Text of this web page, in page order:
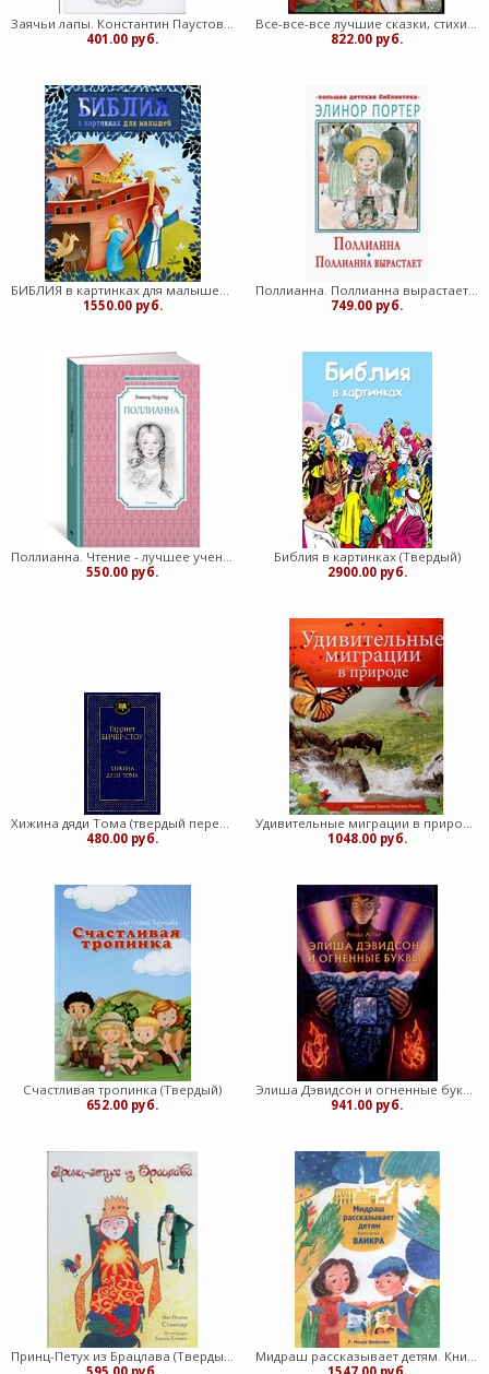
Заячьи лапы. Константин Паустовский (Твердый)
401.00 руб.
Все-все-все лучшие сказки, стихи и рассказы о животных (Твердый)
822.00 руб.
БИБЛИЯ в картинках для малышей (Твердый)
1550.00 руб.
Поллианна. Поллианна вырастает (Твердый)
749.00 руб.
Поллианна. Чтение - лучшее учение (Твердый)
550.00 руб.
Библия в картинках (Твердый)
2900.00 руб.
Хижина дяди Тома (твердый переплет) (Твердый)
480.00 руб.
Удивительные миграции в природе (Твердый)
1048.00 руб.
Счастливая тропинка (Твердый)
652.00 руб.
Элиша Дэвидсон и огненные буквы (Твердый)
941.00 руб.
Принц-Петух из Брацлава (Твердый)
Мидраш рассказывает детям. Книга Ваикра (Твердый)